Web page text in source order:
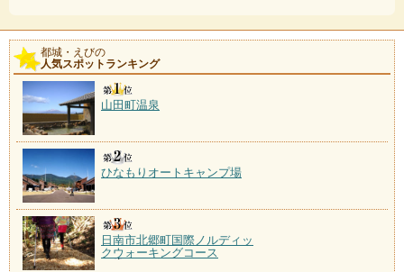
都城・えびの
人気スポットランキング
山田町温泉
ひなもりオートキャンプ場
日南市北郷町国際ノルディッ
クウォーキングコース